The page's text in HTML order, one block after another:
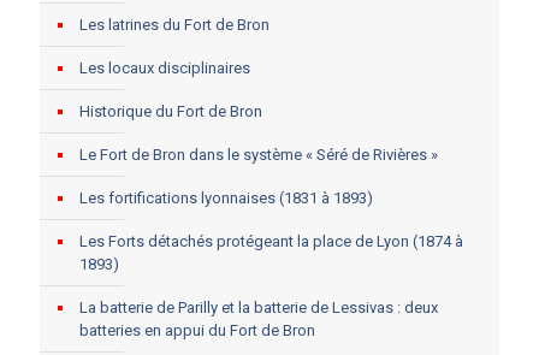
Les latrines du Fort de Bron
Les locaux disciplinaires
Historique du Fort de Bron
Le Fort de Bron dans le système « Séré de Rivières »
Les fortifications lyonnaises (1831 à 1893)
Les Forts détachés protégeant la place de Lyon (1874 à
1893)
La batterie de Parilly et la batterie de Lessivas : deux
batteries en appui du Fort de Bron